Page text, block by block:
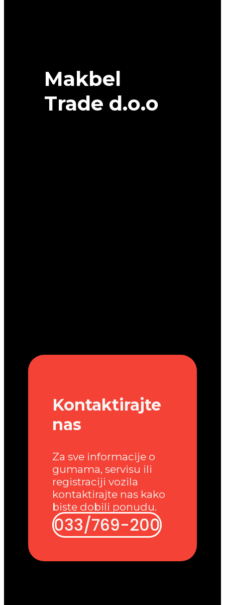
Makbel
Trade d.o.o
Kontaktirajte
nas
Za sve informacije o
gumama, servisu ili
registraciji vozila
kontaktirajte nas kako
biste dobili ponudu.
033/769-200